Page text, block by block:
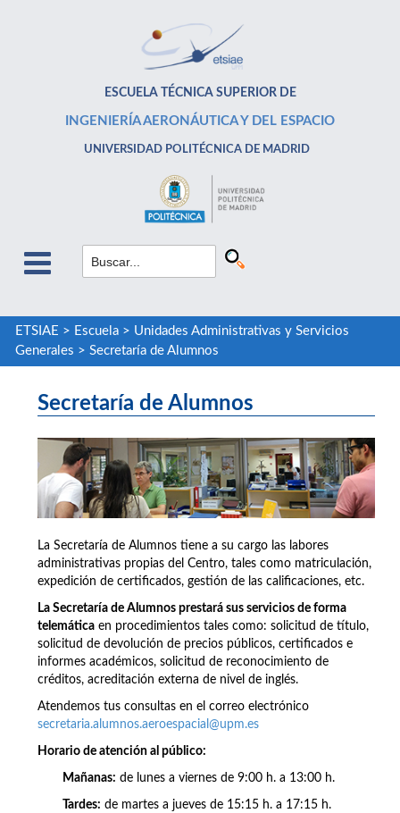
ESCUELA TÉCNICA SUPERIOR DE
INGENIERÍA AERONÁUTICA Y DEL ESPACIO
UNIVERSIDAD POLITÉCNICA DE MADRID
ETSIAE > Escuela> Unidades Administrativas y Servicios
Generales > Secretaría de Alumnos
Secretaría de Alumnos
La Secretaría de Alumnos tiene a su cargo las labores
administrativas propias del Centro, tales como matriculación,
expedición de certificados, gestión de las calificaciones, etc.
La Secretaría de Alumnos prestará sus servicios de forma
telemática en procedimientos tales como: solicitud de título,
solicitud de devolución de precios públicos, certificados e
informes académicos, solicitud de reconocimiento de
créditos, acreditación externa de nivel de inglés.
Atendemos tus consultas en el correo electrónico
secretaria.alumnos.aeroespacial@upm.es
Horario de atención al público:
Mañanas: de lunes a viernes de 9:00 h. a 13:00 h.
Tardes: de martes a jueves de 15:15 h. a 17:15 h.